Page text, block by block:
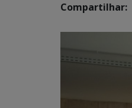
Compartilhar: